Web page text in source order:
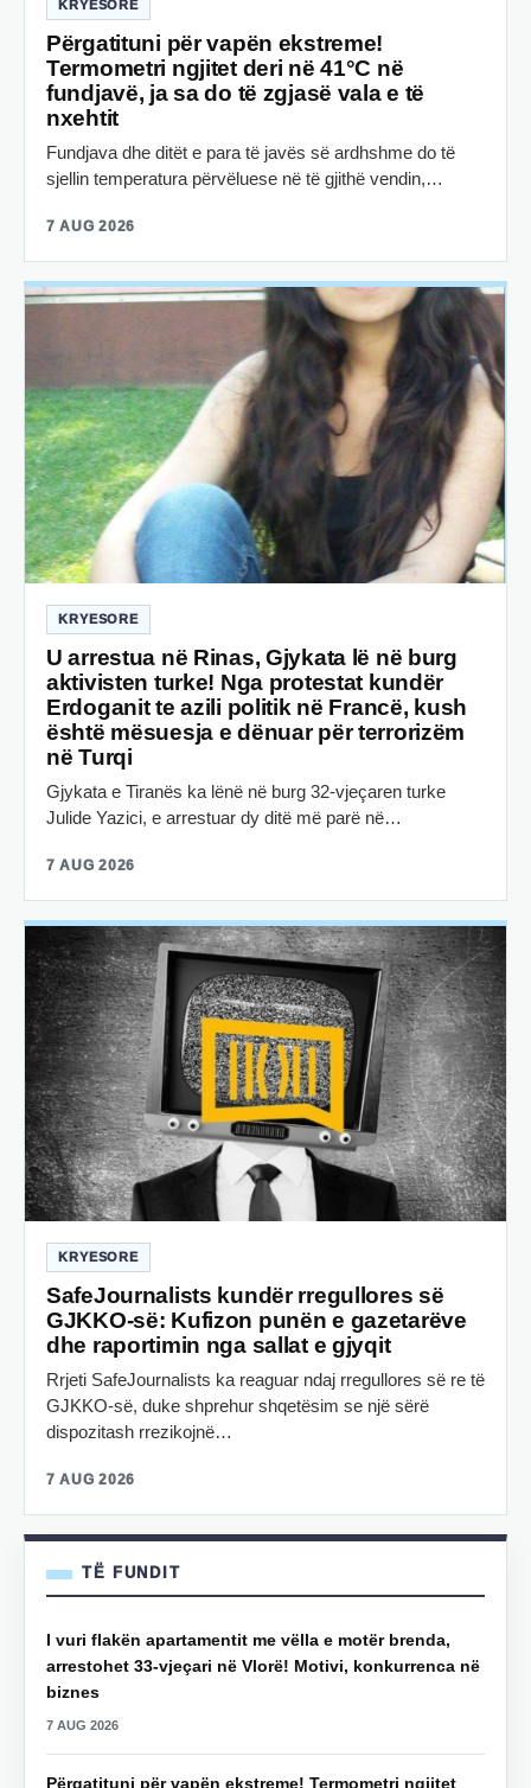
KRYESORE
Përgatituni për vapën ekstreme!
Termometri ngjitet deri në 41°C në
fundjavë, ja sa do të zgjasë vala e të
nxehtit
Fundjava dhe ditët e para të javës së ardhshme do të
sjellin temperatura përvëluese në të gjithë vendin,…
7 AUG 2026
KRYESORE
U arrestua në Rinas, Gjykata lë në burg
aktivisten turke! Nga protestat kundër
Erdoganit te azili politik në Francë, kush
është mësuesja e dënuar për terrorizëm
në Turqi
Gjykata e Tiranës ka lënë në burg 32-vjeçaren turke
Julide Yazici, e arrestuar dy ditë më parë në…
7 AUG 2026
KRYESORE
SafeJournalists kundër rregullores së
GJKKO-së: Kufizon punën e gazetarëve
dhe raportimin nga sallat e gjyqit
Rrjeti SafeJournalists ka reaguar ndaj rregullores së re të
GJKKO-së, duke shprehur shqetësim se një sërë
dispozitash rrezikojnë…
7 AUG 2026
TË FUNDIT
I vuri flakën apartamentit me vëlla e motër brenda,
arrestohet 33-vjeçari në Vlorë! Motivi, konkurrenca në
biznes
7 AUG 2026
Përgatituni për vapën ekstreme! Termometri ngjitet